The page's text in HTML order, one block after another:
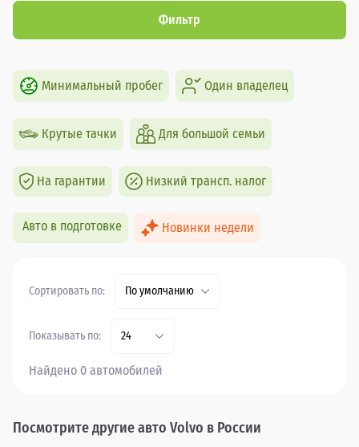
Фильтр
Минимальный пробег Один владелец
Крутые тачки Для большой семьи
На гарантии Низкий трансп. налог
Авто в подготовке Новинки недели
Сортировать по: По умолчанию
Показывать по: 24
Найдено 0 автомобилей
Посмотрите другие авто Volvo в России